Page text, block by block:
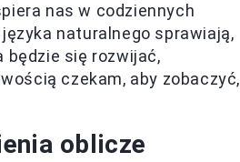
nas w codziennych
naturalnego sprawiają,
będzie się rozwijać,
czekam, aby zobaczyć,
oblicze